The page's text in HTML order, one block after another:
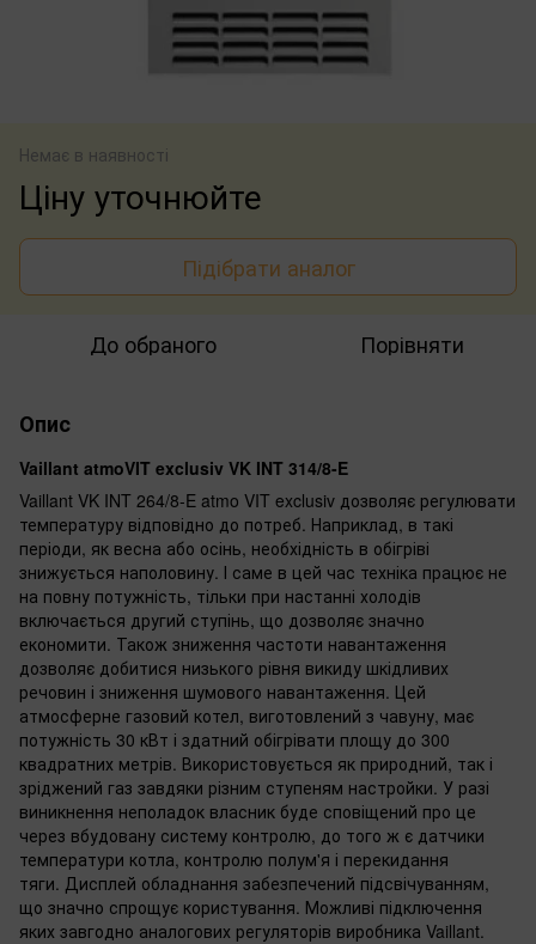
Немає в наявності
Ціну уточнюйте
Підібрати аналог
До обраного Порівняти
Опис
Vaillant atmoVIT exclusiv VK INT 314/8-E
Vaillant VK INT 264/8-E atmo VIT exclusiv дозволяє регулювати
температуру відповідно до потреб. Наприклад, в такі
періоди, як весна або осінь, необхідність в обігріві
знижується наполовину. І саме в цей час техніка працює не
на повну потужність, тільки при настанні холодів
включається другий ступінь, що дозволяє значно
економити. Також зниження частоти навантаження
дозволяє добитися низького рівня викиду шкідливих
речовин і зниження шумового навантаження. Цей
атмосферне газовий котел, виготовлений з чавуну, має
потужність 30 кВт і здатний обігрівати площу до 300
квадратних метрів. Використовується як природний, так і
зріджений газ завдяки різним ступеням настройки. У разі
виникнення неполадок власник буде сповіщений про це
через вбудовану систему контролю, до того ж є датчики
температури котла, контролю полум'я і перекидання
тяги. Дисплей обладнання забезпечений підсвічуванням,
що значно спрощує користування. Можливі підключення
яких завгодно аналогових регуляторів виробника Vaillant.